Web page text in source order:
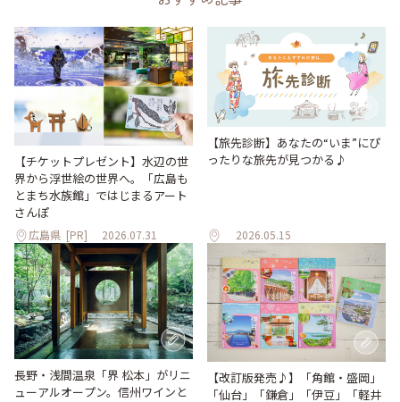
【チケットプレゼント】水辺の世
界から浮世絵の世界へ。「広島も
とまち水族館」ではじまるアート
さんぽ
広島県 [PR] 2026.07.31
【旅先診断】あなたの“いま”にぴ
ったりな旅先が見つかる♪
2026.05.15
長野・浅間温泉「界 松本」がリニ
ューアルオープン。信州ワインと
【改訂版発売♪】「角館・盛岡」
「仙台」「鎌倉」「伊豆」「軽井